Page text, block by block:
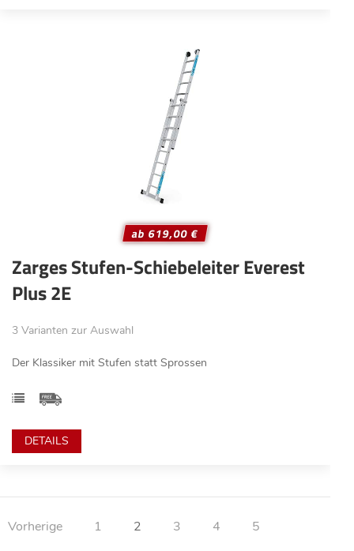
ab 619,00 €
Zarges Stufen-Schiebeleiter Everest
Plus 2E
3 Varianten zur Auswahl
Der Klassiker mit Stufen statt Sprossen
DETAILS
Vorherige 1 2 3 4
5